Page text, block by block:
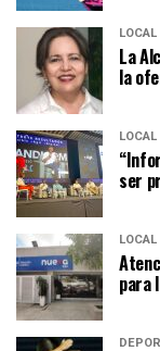
LOCAL
La
la
LOCAL
ser
LOCAL
para